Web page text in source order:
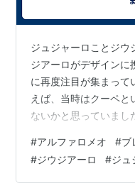
ジュジャーロことジウ
ジアーロがデザインに
に再度注目が集まって
えば、当時はクーペ
ないかと思っていまし
ールにも当てはまって
れませんが。 ですが
が逆にカッコイイと思
#アルファロメオ #ブ
#ジウジアーロ #ジュ